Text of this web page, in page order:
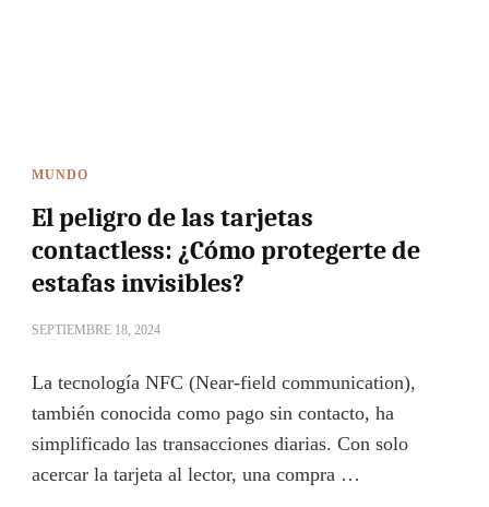
MUNDO
El peligro de las tarjetas
contactless: ¿Cómo protegerte de
estafas invisibles?
SEPTIEMBRE 18, 2024
La tecnología NFC (Near-field communication),
también conocida como pago sin contacto, ha
simplificado las transacciones diarias. Con solo
acercar la tarjeta al lector, una compra …